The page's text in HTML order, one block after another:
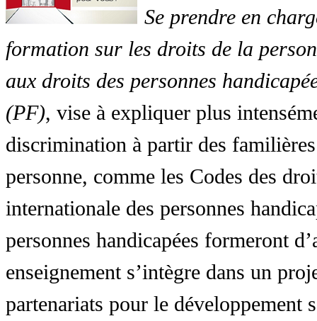
Se prendre en
formation sur les droits de la
aux droits des personnes
(PF), vise à expliquer plus
discrimination à partir des
personne, comme les Codes des
internationale des personnes
personnes handicapées formeront
enseignement s’intègre dans un
partenariats pour le développement